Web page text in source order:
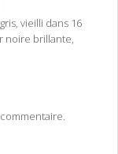
vieilli dans 16
noire brillante,